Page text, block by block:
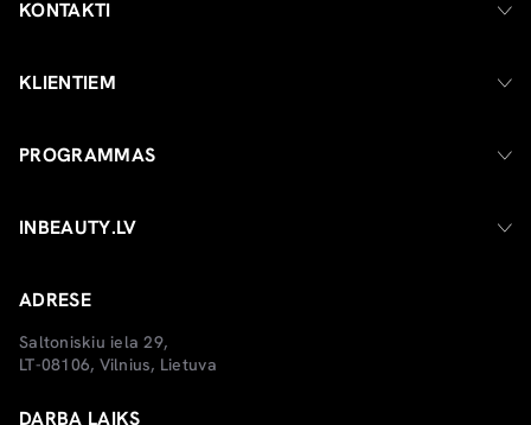
KONTAKTI
KLIENTIEM
PROGRAMMAS
INBEAUTY.LV
ADRESE
Saltoniskiu iela 29,
LT-08106, Vilnius, Lietuva
DARBA LAIKS